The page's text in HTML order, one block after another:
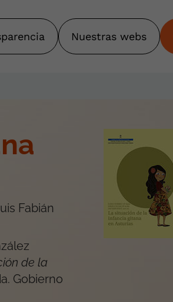
Nuestras webs
Fabián
de la
Gobierno